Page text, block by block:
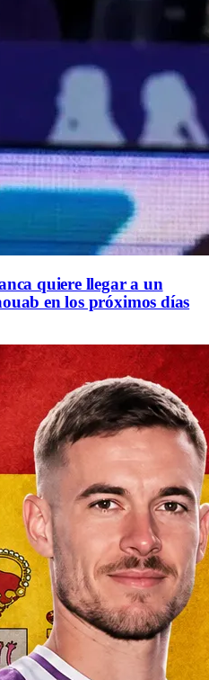
quiere llegar a un
en los próximos días